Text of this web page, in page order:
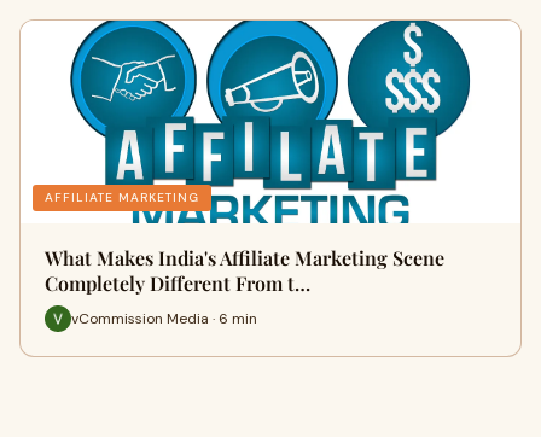
AFFILIATE MARKETING
What Makes India's Affiliate Marketing Scene
Completely Different From t…
vCommission Media · 6 min